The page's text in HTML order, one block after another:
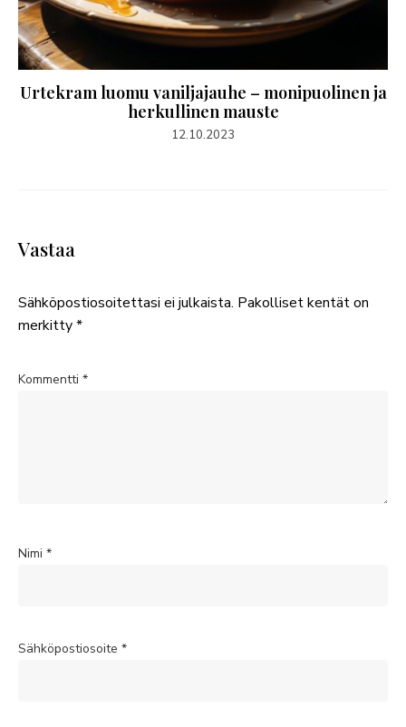
Urtekram luomu vaniljajauhe – monipuolinen ja
herkullinen mauste
12.10.2023
Vastaa
Sähköpostiosoitettasi ei julkaista. Pakolliset kentät on
merkitty*
Kommentti *
Nimi *
Sähköpostiosoite *